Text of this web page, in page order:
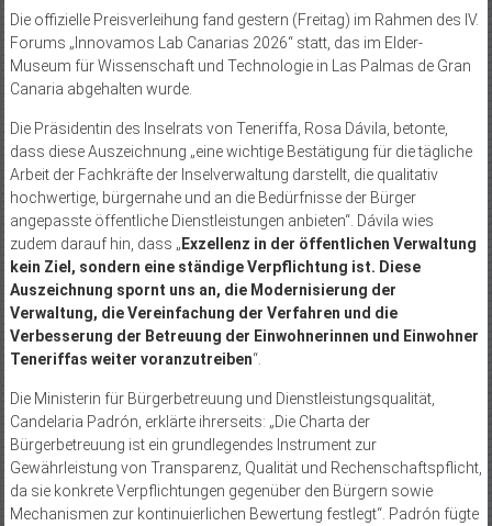
Die offizielle Preisverleihung fand gestern (Freitag) im Rahmen des IV.
Forums „Innovamos Lab Canarias 2026“ statt, das im Elder-
Museum für Wissenschaft und Technologie in Las Palmas de Gran
Canaria abgehalten wurde.
Die Präsidentin des Inselrats von Teneriffa, Rosa Dávila, betonte,
dass diese Auszeichnung „eine wichtige Bestätigung für die tägliche
Arbeit der Fachkräfte der Inselverwaltung darstellt, die qualitativ
hochwertige, bürgernahe und an die Bedürfnisse der Bürger
angepasste öffentliche Dienstleistungen anbieten“. Dávila wies
zudem darauf hin, dass „ Exzellenz in der öffentlichen Verwaltung
kein Ziel, sondern eine ständige Verpflichtung ist. Diese
Auszeichnung spornt uns an, die Modernisierung der
Verwaltung, die Vereinfachung der Verfahren und die
Verbesserung der Betreuung der Einwohnerinnen und Einwohner
Teneriffas weiter voranzutreiben“.
Die Ministerin für Bürgerbetreuung und Dienstleistungsqualität,
Candelaria Padrón, erklärte ihrerseits: „Die Charta der
Bürgerbetreuung ist ein grundlegendes Instrument zur
Gewährleistung von Transparenz, Qualität und Rechenschaftspflicht,
da sie konkrete Verpflichtungen gegenüber den Bürgern sowie
Mechanismen zur kontinuierlichen Bewertung festlegt“. Padrón fügte